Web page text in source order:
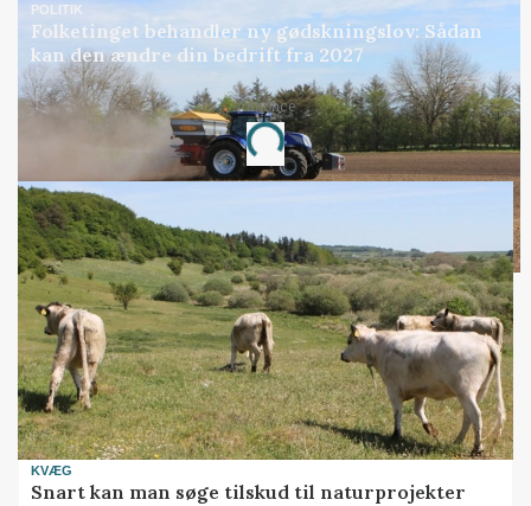
POLITIK
Folketinget behandler ny gødskningslov: Sådan
kan den ændre din bedrift fra 2027
Annonce
Loading...
KVÆG
Snart kan man søge tilskud til naturprojekter